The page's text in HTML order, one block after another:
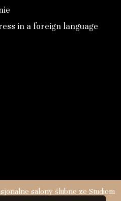
in a foreign language
salony ślubne ze Studiem